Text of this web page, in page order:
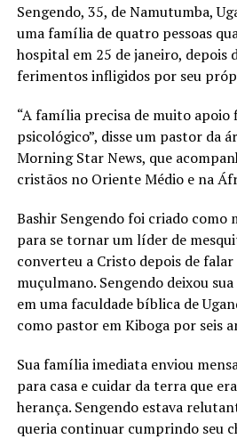
Sengendo, 35, de Namutumba,
uma família de quatro pessoas
hospital em 25 de janeiro, depois
ferimentos infligidos por seu
“A família precisa de muito
psicológico”, disse um pastor da
Morning Star News, que
cristãos no Oriente Médio e na
Bashir Sengendo foi criado como
para se tornar um líder de
converteu a Cristo depois de
muçulmano. Sengendo deixou
em uma faculdade bíblica de
como pastor em Kiboga por seis
Sua família imediata enviou
para casa e cuidar da terra que
herança. Sengendo estava
queria continuar cumprindo seu